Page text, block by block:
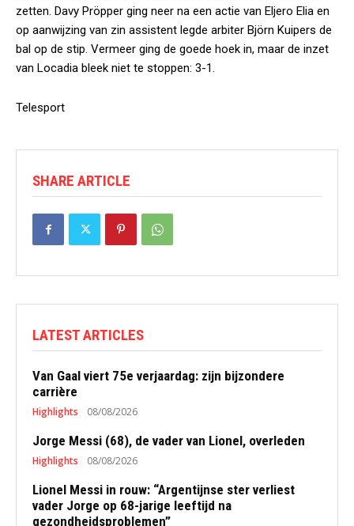
zetten. Davy Pröpper ging neer na een actie van Eljero Elia en
op aanwijzing van zin assistent legde arbiter Björn Kuipers de
bal op de stip. Vermeer ging de goede hoek in, maar de inzet
van Locadia bleek niet te stoppen: 3-1.
Telesport
SHARE ARTICLE
LATEST ARTICLES
Van Gaal viert 75e verjaardag: zijn bijzondere
carrière
Highlights 08/08/2026
Jorge Messi (68), de vader van Lionel, overleden
Highlights 08/08/2026
Lionel Messi in rouw: “Argentijnse ster verliest
vader Jorge op 68-jarige leeftijd na
gezondheidsproblemen”